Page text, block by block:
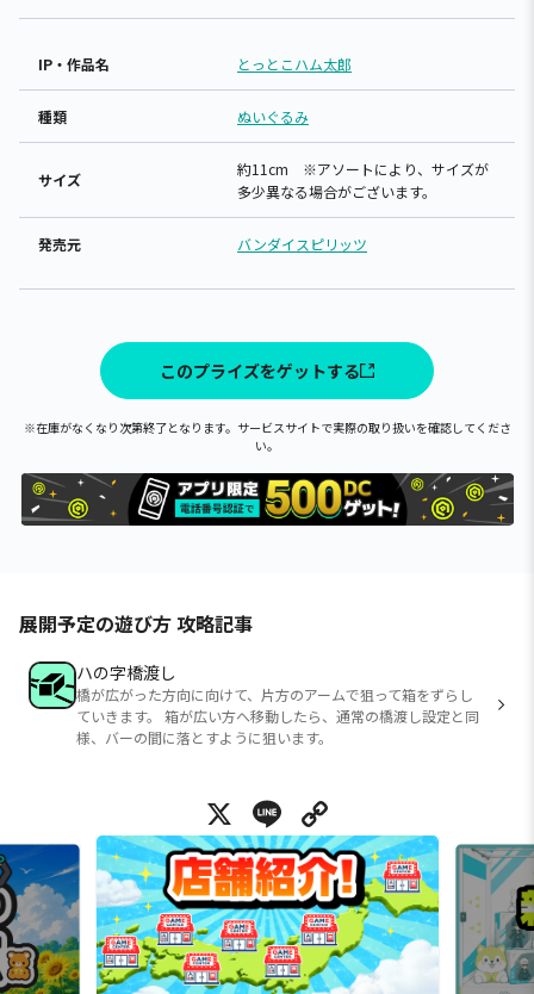
IP・作品名 とっとこハム太郎
種類 ぬいぐるみ
サイズ
約11cm ※アソートにより、サイズが
多少異なる場合がございます。
発売元 バンダイスピリッツ
このプライズをゲットする
※在庫がなくなり次第終了となります。サービスサイトで実際の取り扱いを確認してくださ
い。
展開予定の遊び方 攻略記事
ハの字橋渡し
橋が広がった方向に向けて、片方のアームで狙って箱をずらし
ていきます。 箱が広い方へ移動したら、通常の橋渡し設定と同
様、バーの間に落とすように狙います。
X Line